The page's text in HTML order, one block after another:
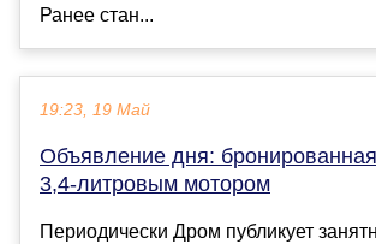
Ранее стан...
19:23, 19 Май
Объявление дня:
3,4-литровым мотором
Периодически Дром публикует